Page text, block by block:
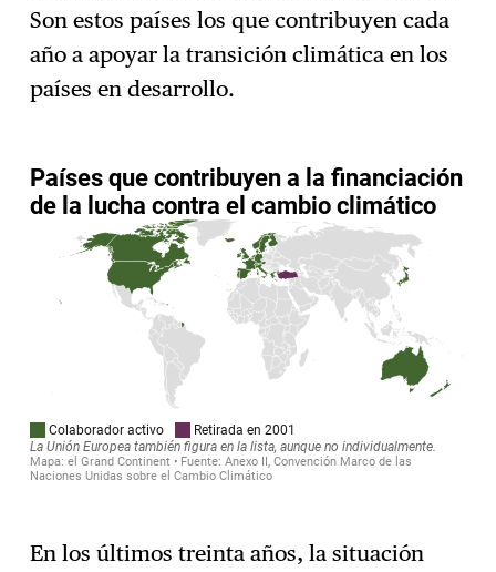
Son estos países los que contribuyen cada
año a apoyar la transición climática en los
países en desarrollo.
En los últimos treinta años, la situación